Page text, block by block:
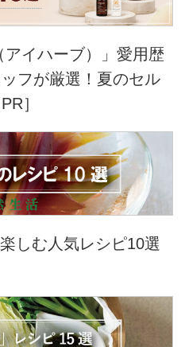
イハーブ）」愛用歴
フが厳選！夏のセル
］
しむ人気レシピ10選